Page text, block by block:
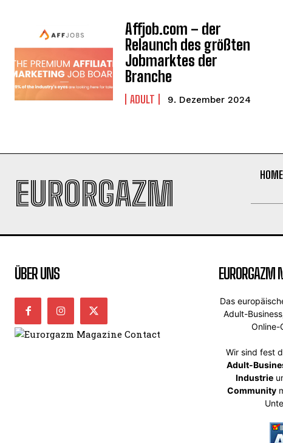
Affjob.com – der
Relaunch des größten
Jobmarktes der
Branche
ADULT 9. Dezember 2024
EURORGAZM HOME
ÜBER UNS EURORGAZM
Das
Adult-
Online-
Wir sind fest
Adult-
Industrie
Community